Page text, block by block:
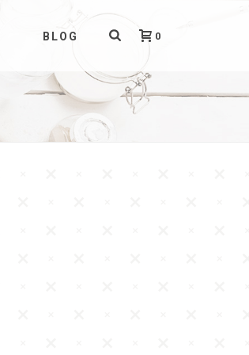
BLOG 0